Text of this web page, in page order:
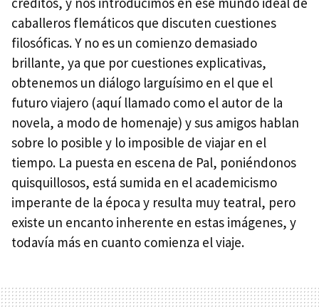
caballeros flemáticos que discuten cuestiones
filosóficas. Y no es un comienzo demasiado
brillante, ya que por cuestiones explicativas,
obtenemos un diálogo larguísimo en el que el
futuro viajero (aquí llamado como el autor de la
novela, a modo de homenaje) y sus amigos hablan
sobre lo posible y lo imposible de viajar en el
tiempo. La puesta en escena de Pal, poniéndonos
quisquillosos, está sumida en el academicismo
imperante de la época y resulta muy teatral, pero
existe un encanto inherente en estas imágenes, y
todavía más en cuanto comienza el viaje.